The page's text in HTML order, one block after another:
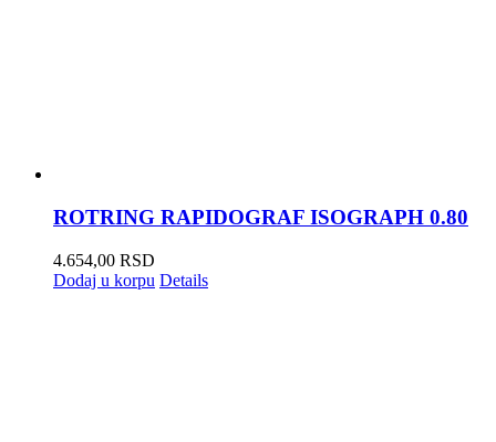
ROTRING RAPIDOGRAF ISOGRAPH 0.80
4.654,00 RSD
Dodaj u korpu Details